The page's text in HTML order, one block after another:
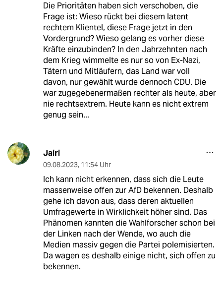
Die Prioritäten haben sich verschoben, die
Frage ist: Wieso rückt bei diesem latent
rechtem Klientel, diese Frage jetzt in den
Vordergrund? Wieso gelang es vorher diese
Kräfte einzubinden? In den Jahrzehnten nach
dem Krieg wimmelte es nur so von Ex-Nazi,
Tätern und Mitläufern, das Land war voll
davon, nur gewählt wurde dennoch CDU. Die
war zugegebenermaßen rechter als heute, aber
nie rechtsextrem. Heute kann es nicht extrem
genug sein...
Jairi
09.08.2023, 11:54 Uhr
Ich kann nicht erkennen, dass sich die Leute
massenweise offen zur AfD bekennen. Deshalb
gehe ich davon aus, dass deren aktuellen
Umfragewerte in Wirklichkeit höher sind. Das
Phänomen kannten die Wahlforscher schon bei
der Linken nach der Wende, wo auch die
Medien massiv gegen die Partei polemisierten.
Da wagen es deshalb einige nicht, sich offen zu
bekennen.